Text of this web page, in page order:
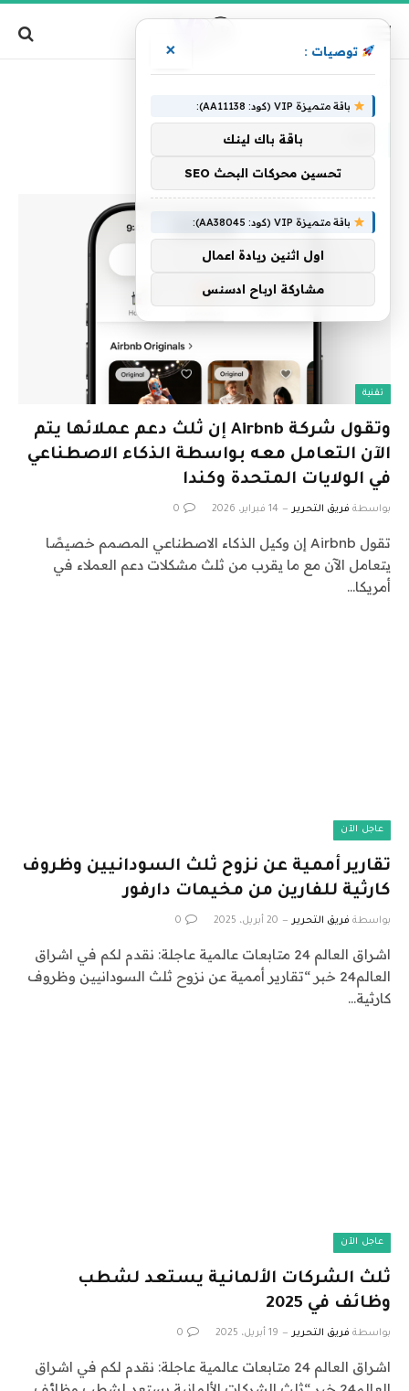
تقنية
وتقول شركة Airbnb إن ثلث دعم عملائها يتم
الآن التعامل معه بواسطة الذكاء الاصطناعي
في الولايات المتحدة وكندا
بواسطة فريق التحرير 14 فبراير، 2026 0
تقول Airbnb إن وكيل الذكاء الاصطناعي المصمم خصيصًا
يتعامل الآن مع ما يقرب من ثلث مشكلات دعم العملاء في
أمريكا…
عاجل الآن
تقارير أممية عن نزوح ثلث السودانيين وظروف
كارثية للفارين من مخيمات دارفور
بواسطة فريق التحرير 20 أبريل، 2025 0
اشراق العالم 24 متابعات عالمية عاجلة: نقدم لكم في اشراق
العالم24 خبر “تقارير أممية عن نزوح ثلث السودانيين وظروف
كارثية…
عاجل الآن
ثلث الشركات الألمانية يستعد لشطب
وظائف في 2025
بواسطة فريق التحرير 19 أبريل، 2025 0
اشراق العالم 24 متابعات عالمية عاجلة: نقدم لكم في اشراق
توصيات : ×
باقة متميزة VIP (كود: AA11138):
باقة باك لينك
تحسين محركات البحث SEO
باقة متميزة VIP (كود: AA38045):
اول اثنين ريادة اعمال
مشاركة ارباح ادسنس